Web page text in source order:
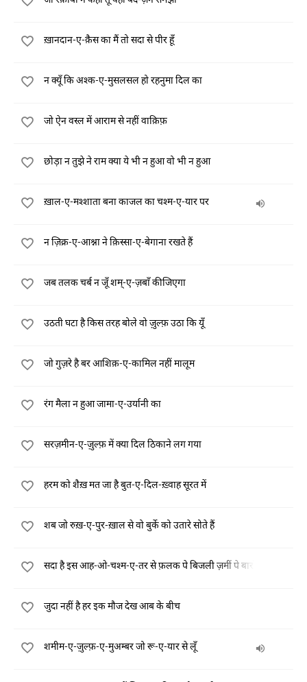
ख़ानदान-ए-क़ैस का मैं तो सदा से पीर हूँ
न क्यूँ कि अश्क-ए-मुसलसल हो रहनुमा दिल का
जो ऐन वस्ल में आराम से नहीं वाक़िफ़
छोड़ा न तुझे ने राम क्या ये भी न हुआ वो भी न हुआ
ख़ाल-ए-मश्शाता बना काजल का चश्म-ए-यार पर
न ज़िक्र-ए-आश्ना ने क़िस्सा-ए-बेगाना रखते हैं
जब तलक चर्ब न जूँ शम्-ए-ज़बाँ कीजिएगा
उठती घटा है किस तरह बोले वो ज़ुल्फ़ उठा कि यूँ
जो गुज़रे है बर आशिक़-ए-कामिल नहीं मालूम
रंग मैला न हुआ जामा-ए-उर्यानी का
सरज़मीन-ए-ज़ुल्फ़ में क्या दिल ठिकाने लग गया
हरम को शैख़ मत जा है बुत-ए-दिल-ख़्वाह सूरत में
शब जो रुख़-ए-पुर-ख़ाल से वो बुर्के को उतारे सोते हैं
सदा है इस आह-ओ-चश्म-ए-तर से फ़लक पे बिजली ज़मीं पे बाराँ
जुदा नहीं है हर इक मौज देख आब के बीच
शमीम-ए-ज़ुल्फ़-ए-मुअम्बर जो रू-ए-यार से लूँ